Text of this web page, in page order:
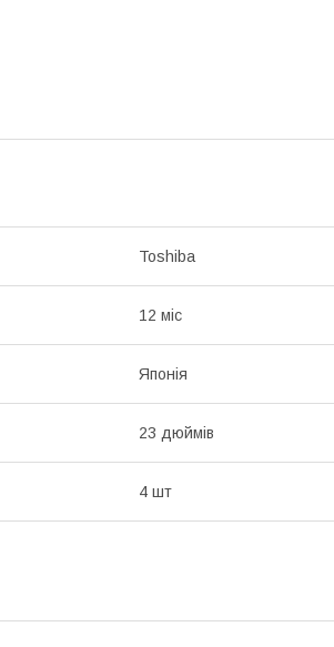
Toshiba
12 міс
Японія
23 дюймів
4 шт